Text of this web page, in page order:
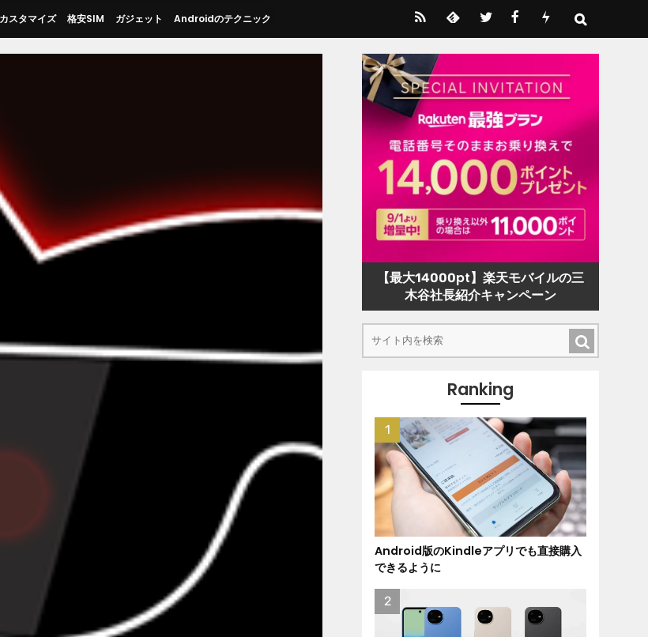
スタマイズ 格安SIM ガジェット Androidのテクニック
【最大14000pt】楽天モバイルの三
木谷社長紹介キャンペーン
Ranking
Android版のKindleアプリでも直接購入
できるように